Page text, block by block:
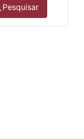
Pesquisar